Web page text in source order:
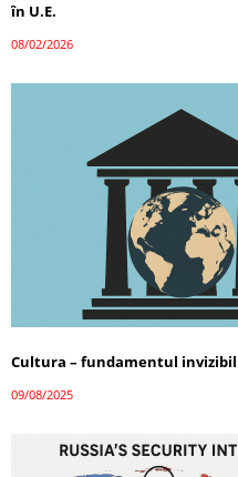
în U.E.
08/02/2026
Cultura – fundamentul
09/08/2025